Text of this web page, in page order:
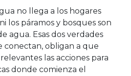
no llega a los hogares
los páramos y bosques son
agua. Esas dos verdades
conectan, obligan a que
las acciones para
donde comienza el